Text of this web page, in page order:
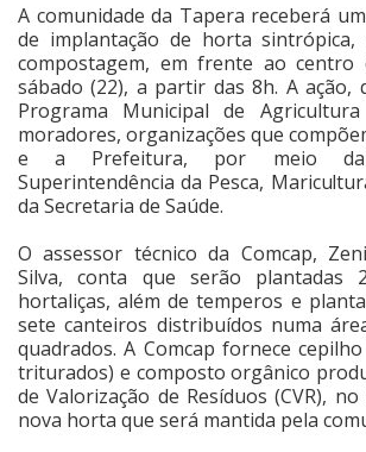
Anuncie
Cinema
Agenda Cultural
Anuncie
Fale Conosco
A comunidade da Tapera receberá
de implantação de horta sintrópica,
compostagem, em frente ao centro
sábado (22), a partir das 8h. A ação,
Programa Municipal de
moradores, organizações que
e a Prefeitura, por meio da
Superintendência da Pesca,
da Secretaria de Saúde.
O assessor técnico da Comcap,
Silva, conta que serão plantadas
hortaliças, além de temperos e
sete canteiros distribuídos numa
quadrados. A Comcap fornece
triturados) e composto orgânico
de Valorização de Resíduos (CVR),
nova horta que será mantida pela